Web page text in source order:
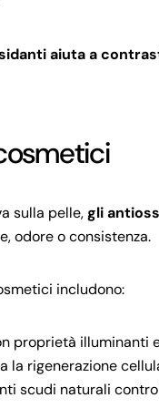
aiuta a
sulla pelle,gli
odore o consistenza.
includono:
proprietà illuminanti
la rigenerazione
scudi naturali